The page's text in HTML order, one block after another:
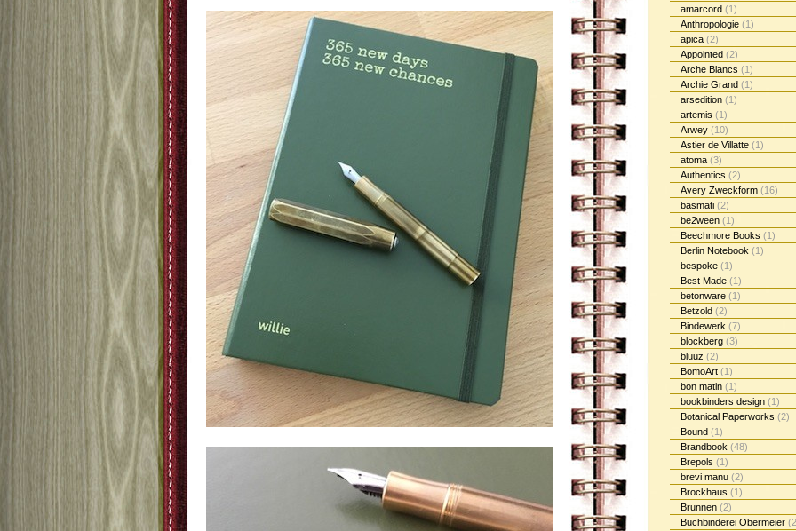
amarcord (1)
Anthropologie (1)
apica (2)
Appointed (2)
Arche Blancs (1)
Archie Grand (1)
arsedition (1)
artemis (1)
Arwey (10)
Astier de Villatte (1)
atoma (3)
Authentics (2)
Avery Zweckform (16)
basmati (2)
be2ween (1)
Beechmore Books (1)
Berlin Notebook (1)
bespoke (1)
Best Made (1)
betonware (1)
Betzold (2)
Bindewerk (7)
blockberg (3)
bluuz (2)
BomoArt (1)
bon matin (1)
bookbinders design (1)
Botanical Paperworks (2)
Bound (1)
Brandbook (48)
Brepols (1)
brevi manu (2)
Brockhaus (1)
Brunnen (2)
Buchbinderei Obermeier